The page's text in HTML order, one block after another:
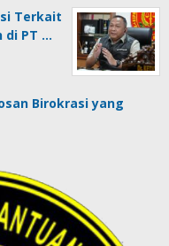
Terkait
di PT …
Birokrasi yang